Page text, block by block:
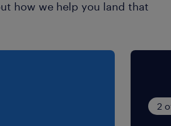
週休2日制）
how we help you land that
2